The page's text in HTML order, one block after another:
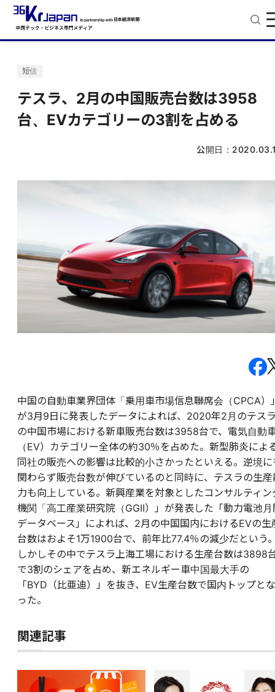
短信
テスラ、2月の中国販売台数は3958
台、EVカテゴリーの3割を占める
公開日：
中国の自動車業界団体「乗用車市場信息聯席会（CPCA）
が3月9日に発表したデータによれば、2020年2月のテス
の中国市場における新車販売台数は3958台で、電気自動
（EV）カテゴリー全体の約30％を占めた。新型肺炎によ
同社の販売への影響は比較的小さかったといえる。逆境に
関わらず販売台数が伸びているのと同時に、テスラの生産
力も向上している。新興産業を対象としたコンサルティン
機関「高工産業研究院（GGII）」が発表した「動力電池月
データベース」によれば、2月の中国国内におけるEVの生
台数はおよそ1万1900台で、前年比77.4％の減少だという
しかしその中でテスラ上海工場における生産台数は3898
で3割のシェアを占め、新エネルギー車中国最大手の
「BYD（比亜迪）」を抜き、EV生産台数で国内トップとな
った。
関連記事